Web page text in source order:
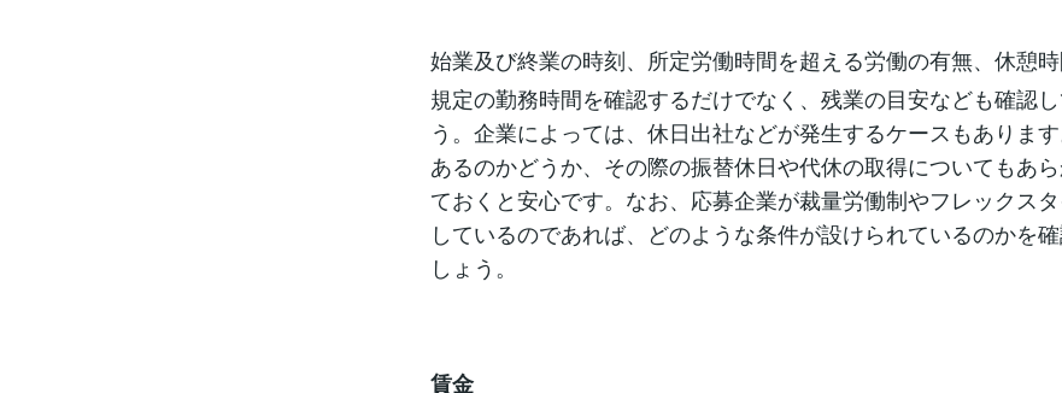
始業及び終業の時刻、所定労働時間を超える労働の有無、休憩
規定の勤務時間を確認するだけでなく、残業の目安なども確認
う。企業によっては、休日出社などが発生するケースもありま
あるのかどうか、その際の振替休日や代休の取得についてもあ
ておくと安心です。なお、応募企業が裁量労働制やフレックス
しているのであれば、どのような条件が設けられているのかを
しょう。
賃金